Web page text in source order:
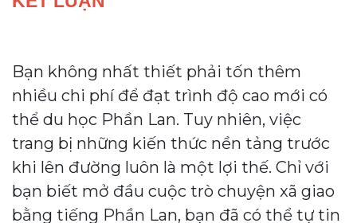
Bạn không nhất thiết phải tốn thêm
nhiều chi phí để đạt trình độ cao mới có
thể du học Phần Lan. Tuy nhiên, việc
trang bị những kiến thức nền tảng trước
khi lên đường luôn là một lợi thế. Chỉ với
bạn biết mở đầu cuộc trò chuyện xã giao
bằng tiếng Phần Lan, bạn đã có thể tự tin